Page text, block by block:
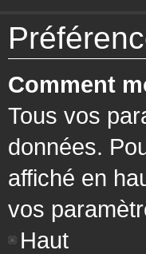
Comment
Tous vos
données.
affiché en
vos
Haut